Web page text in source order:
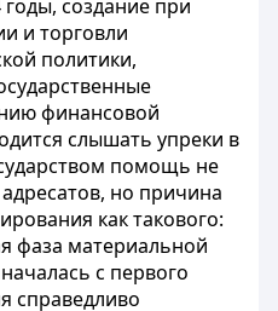
создание при
и торговли
политики,
финансовой
слышать упреки в
помощь не
но причина
как такового:
фаза материальной
с первого
справедливо